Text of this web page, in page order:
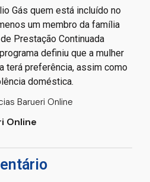
Gás quem está incluído no
um membro da família
Prestação Continuada
definiu que a mulher
terá preferência, assim como
doméstica.
Barueri Online
Online